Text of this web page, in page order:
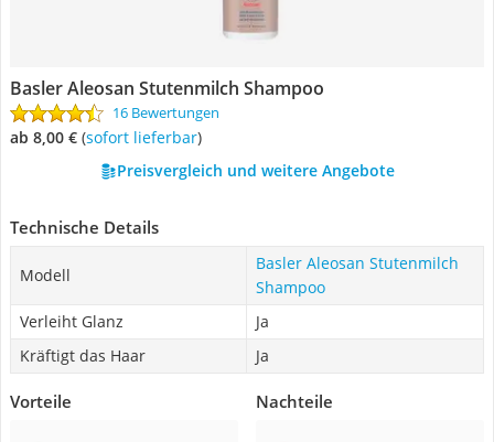
Basler Aleosan Stutenmilch Shampoo
16 Bewertungen
ab 8,00 € ( Sofort lieferbar)
Preisvergleich und weitere Angebote
Technische Details
Modell
Basler Aleosan Stutenmilch
Shampoo
Verleiht Glanz
Ja
Kräftigt das Haar
Ja
Vorteile Nachteile